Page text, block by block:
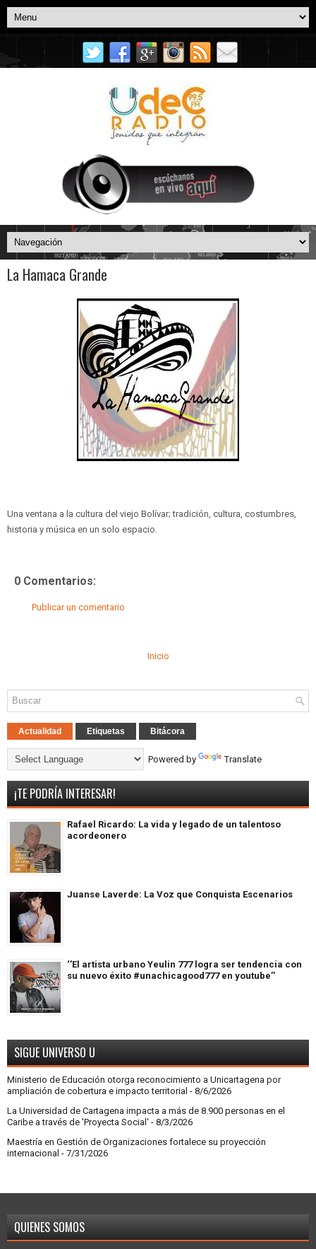
La Hamaca Grande
Una ventana a la cultura del viejo Bolívar; tradición, cultura, costumbres,
historia y música en un solo espacio.
0 Comentarios:
Publicar un comentario
Inicio
Actualidad Etiquetas Bitácora
Powered by Translate
¡TE PODRÍA INTERESAR!
Rafael Ricardo: La vida y legado de un talentoso
acordeonero
Juanse Laverde: La Voz que Conquista Escenarios
‘’El artista urbano Yeulin 777 logra ser tendencia con
su nuevo éxito #unachicagood777 en youtube’’
SIGUE UNIVERSO U
Ministerio de Educación otorga reconocimiento a Unicartagena por
ampliación de cobertura e impacto territorial - 8/6/2026
La Universidad de Cartagena impacta a más de 8.900 personas en el
Caribe a través de 'Proyecta Social' - 8/3/2026
Maestría en Gestión de Organizaciones fortalece su proyección
internacional - 7/31/2026
QUIENES SOMOS